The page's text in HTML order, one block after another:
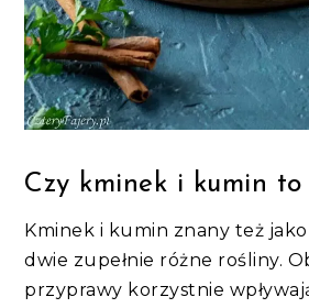
Czy kminek i kumin to
Kminek i kumin znany też
dwie zupełnie różne rośliny.
przyprawy korzystnie